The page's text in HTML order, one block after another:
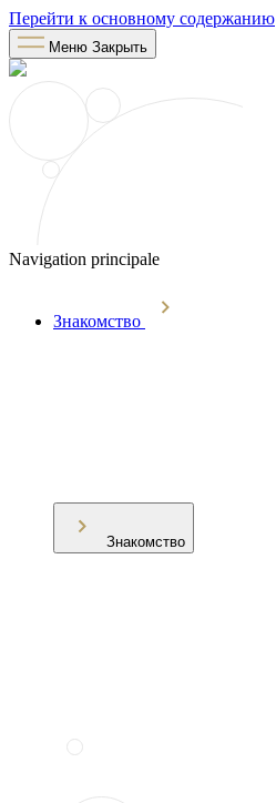
Перейти к основному содержанию
Меню Закрыть
Navigation principale
Знакомство
Знакомство